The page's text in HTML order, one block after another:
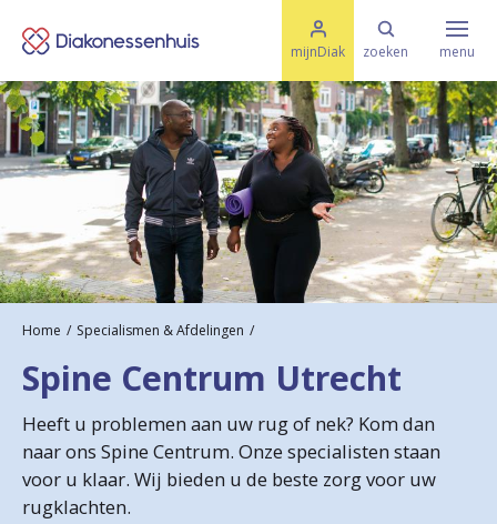
e
e
r
e
r
mijnDiak zoeken
M
e
u
s
l
u
i
t
e
n
menu
Specialismen & Afdelingen
Ziektes & Aandoeningen
Uw bezoek
Spoed
Translate
Home Specialismen & Afdelingen
Spine Centrum Utrecht
Heeft u problemen aan uw rug of nek? Kom dan
naar ons Spine Centrum. Onze specialisten staan
voor u klaar. Wij bieden u de beste zorg voor uw
rugklachten.